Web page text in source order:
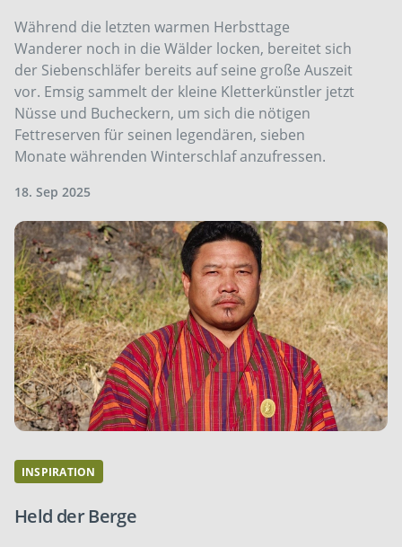
Während die letzten warmen Herbsttage
Wanderer noch in die Wälder locken, bereitet sich
der Siebenschläfer bereits auf seine große Auszeit
vor. Emsig sammelt der kleine Kletterkünstler jetzt
Nüsse und Bucheckern, um sich die nötigen
Fettreserven für seinen legendären, sieben
Monate währenden Winterschlaf anzufressen.
18. Sep 2025
INSPIRATION
Held der Berge